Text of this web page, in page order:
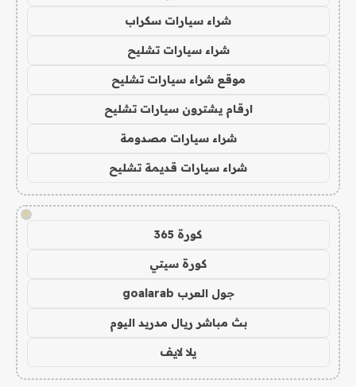
شراء سيارات سكراب
شراء سيارات تشليح
موقع شراء سيارات تشليح
ارقام يشترون سيارات تشليح
شراء سيارات مصدومة
شراء سيارات قديمة تشليح
!
كورة 365
كورة سيتي
جول العرب goalarab
بث مباشر ريال مدريد اليوم
يلا لايف